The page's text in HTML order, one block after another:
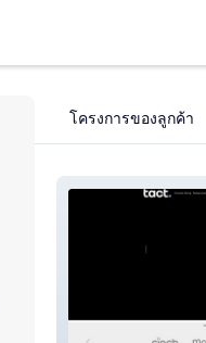
โครงการของลูกค้า